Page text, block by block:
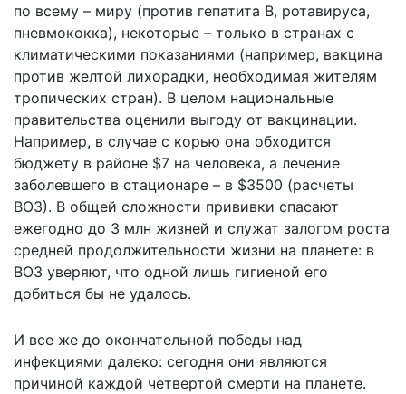
по всему – миру (против гепатита В, ротавируса,
пневмококка), некоторые – только в странах с
климатическими показаниями (например, вакцина
против желтой лихорадки, необходимая жителям
тропических стран). В целом национальные
правительства оценили выгоду от вакцинации.
Например, в случае с корью она обходится
бюджету в районе $7 на человека, а лечение
заболевшего в стационаре – в $3500 (расчеты
ВОЗ). В общей сложности прививки спасают
ежегодно до 3 млн жизней и служат залогом роста
средней продолжительности жизни на планете: в
ВОЗ уверяют, что одной лишь гигиеной его
добиться бы не удалось.
И все же до окончательной победы над
инфекциями далеко: сегодня они являются
причиной каждой четвертой смерти на планете.